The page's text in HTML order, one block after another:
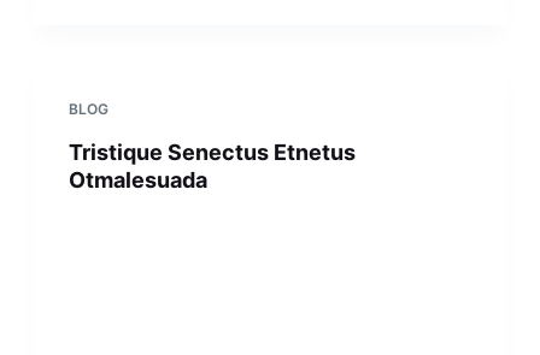
BLOG
Tristique Senectus Etnetus
Otmalesuada